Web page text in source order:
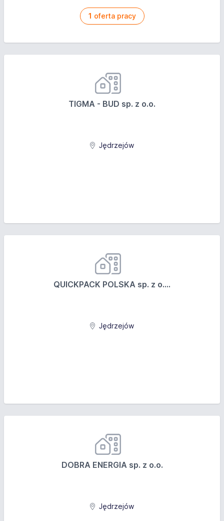
1 oferta pracy
TIGMA - BUD sp. z o.o.
Jędrzejów
QUICKPACK POLSKA sp. z o....
Jędrzejów
DOBRA ENERGIA sp. z o.o.
Jędrzejów